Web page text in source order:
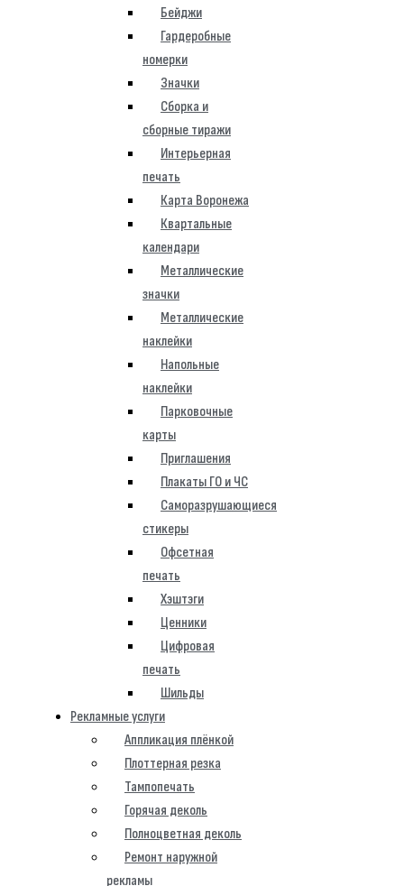
Бейджи
Гардеробные
номерки
Значки
Сборка и
сборные тиражи
Интерьерная
печать
Карта Воронежа
Квартальные
календари
Металлические
значки
Металлические
наклейки
Напольные
наклейки
Парковочные
карты
Приглашения
Плакаты ГО и ЧС
Саморазрушающиеся
стикеры
Офсетная
печать
Хэштэги
Ценники
Цифровая
печать
Шильды
Рекламные услуги
Аппликация плёнкой
Плоттерная резка
Тампопечать
Горячая деколь
Полноцветная деколь
Ремонт наружной
рекламы